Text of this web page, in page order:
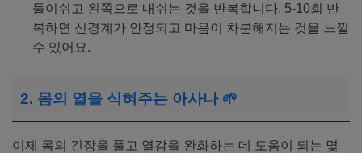
들이쉬고 왼쪽으로 내쉬는 것을 반복합니다. 5-10회 반
복하면 신경계가 안정되고 마음이 차분해지는 것을 느낄
수 있어요.
2. 몸의 열을 식혀주는 아사나 🌱
이제 몸의 긴장을 풀고 열감을 완화하는 데 도움이 되는 몇